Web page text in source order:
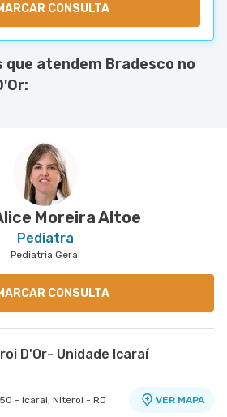
CONSULTA
que atendem Bradesco no
Moreira Altoe
Pediatra
Pediatria Geral
CONSULTA
D'Or- Unidade Icaraí
- Icarai, Niteroi - RJ VER MAPA